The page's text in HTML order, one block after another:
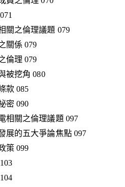
之倫理議題 079
關係 079
倫理 079
被挖角 080
款 085
密 090
關之倫理議題 097
的五大爭論焦點 097
策 099